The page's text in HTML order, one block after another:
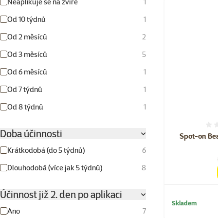
Neaplikuje se na zvíře
1
Od 10 týdnů
1
Od 2 měsíců
2
Od 3 měsíců
5
Od 6 měsíců
1
Od 7 týdnů
1
Od 8 týdnů
1
Doba účinnosti
Krátkodobá (do 5 týdnů)
6
Dlouhodobá (více jak 5 týdnů)
8
Účinnost již 2. den po aplikaci
Ano 7
Spot-on
Skladem